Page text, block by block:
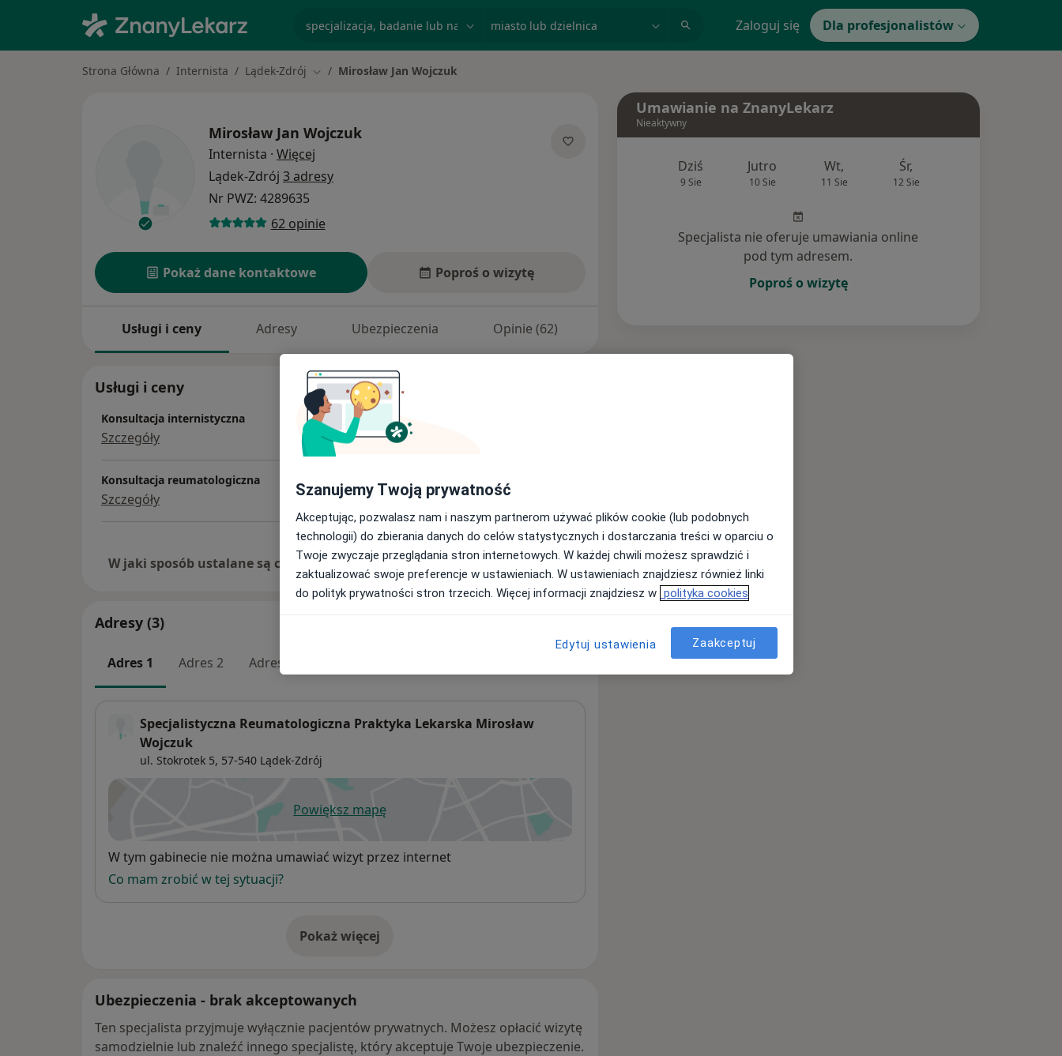
Zaloguj się Dla profesjonalistów
Strona Główna Internista Lądek-Zdrój Zmień miasto
Mirosław Jan Wojczuk
Mirosław Jan Wojczuk
Internista · Więcej
Lądek-Zdrój 3 adresy
Nr PWZ: 4289635
62 opinie
Pokaż dane kontaktowe Poproś o wizytę
Usługi i ceny Adresy Ubezpieczenia Opinie (62)
Usługi i ceny
Konsultacja internistyczna
Szczegóły
Konsultacja reumatologiczna
Szczegóły
W jaki sposób ustalane są ceny?
Adresy (3)
Adres 1 Adres 2 Adres 3
Specjalistyczna Reumatologiczna Praktyka Lekarska Mirosław
Wojczuk
ul. Stokrotek 5, 57-540 Lądek-Zdrój
Powiększ mapęotwiera się w nowej karcie
Dostępność
W tym gabinecie nie można umawiać wizyt przez internet
Co mam zrobić w tej sytuacji?
Pokaż więcej
o adresie
Ubezpieczenia - brak akceptowanych
Ten specjalista przyjmuje wyłącznie pacjentów prywatnych. Możesz opłacić wizytę
samodzielnie lub znaleźć innego specjalistę, który akceptuje Twoje ubezpieczenie.
Umawianie na ZnanyLekarz
Nieaktywny
Dziś
9 Sie
Jutro
10 Sie
Wt,
11 Sie
Śr,
12 Sie
Specjalista nie oferuje umawiania online
pod tym adresem.
Poproś o wizytę
Szanujemy Twoją prywatność
Akceptując, pozwalasz nam i naszym partnerom używać plików cookie (lub podobnych
technologii) do zbierania danych do celów statystycznych i dostarczania treści w oparciu o
Twoje zwyczaje przeglądania stron internetowych. W każdej chwili możesz sprawdzić i
zaktualizować swoje preferencje w ustawieniach. W ustawieniach znajdziesz również linki
do polityk prywatności stron trzecich. Więcej informacji znajdziesz w polityka cookies
Edytuj ustawienia Zaakceptuj